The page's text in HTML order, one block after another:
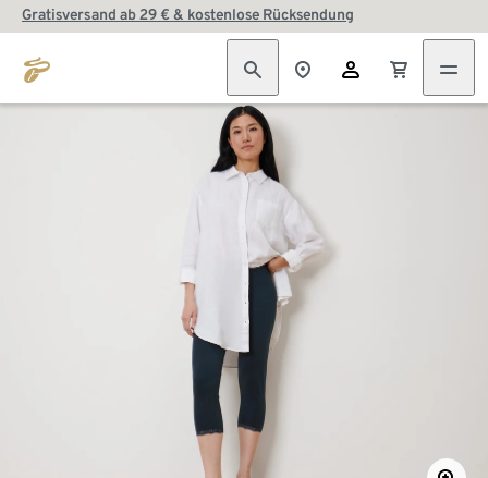
Gratisversand ab 29 € & kostenlose Rücksendung